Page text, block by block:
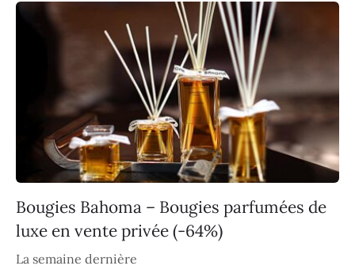
Bougies Bahoma – Bougies parfumées de
luxe en vente privée (-64%)
La semaine dernière